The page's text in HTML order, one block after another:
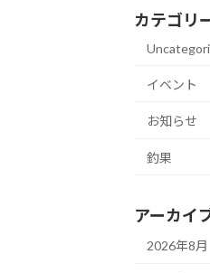
カテゴリ
イベント
お知らせ
釣果
アーカイ
2026年8月